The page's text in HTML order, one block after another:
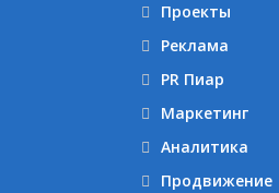
Проекты
Реклама
PR Пиар
Маркетинг
Аналитика
Продвижение